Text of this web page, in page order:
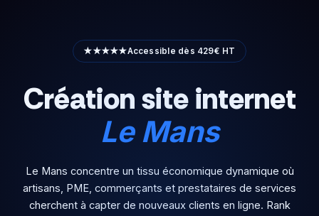
★★★★★Accessible dès 429€ HT
Création site internet
Le Mans
Le Mans concentre un tissu économique dynamique où
artisans, PME, commerçants et prestataires de services
cherchent à capter de nouveaux clients en ligne. Rank